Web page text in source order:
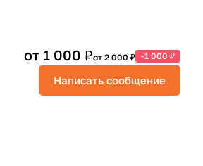
от 1 000 ₽от 2 000 ₽ -1 000 ₽
Написать сообщение